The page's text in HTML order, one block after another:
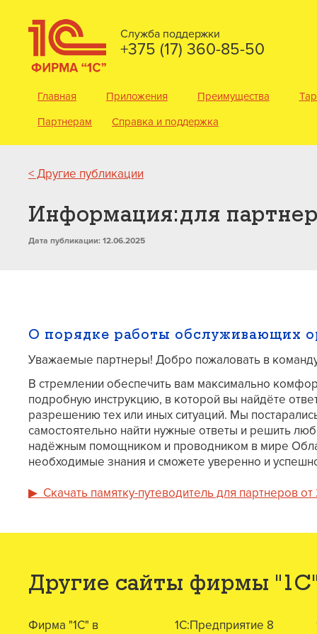
Служба поддержки
+375 (17) 360-85-50
Главная Приложения Преимущества
Партнерам
Справка и поддержка
< Другие публикации
Информация:для
Дата публикации: 12.06.2025
О порядке работы обслуживающих
Уважаемые партнеры! Добро пожаловать в
В стремлении обеспечить вам максимально
подробную инструкцию, в которой вы найдёте
разрешению тех или иных ситуаций. Мы
самостоятельно найти нужные ответы и решить
надёжным помощником и проводником в мире
необходимые знания и сможете уверенно и
▶ Скачать памятку-путеводитель для партнеров от
Другие сайты фирмы
Фирма "1С" в
1С:Предприятие 8